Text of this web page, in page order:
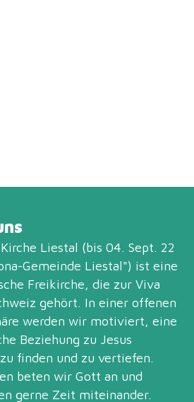
Liestal (bis 04. Sept. 22
Gemeinde Liestal") ist eine
Freikirche, die zur Viva
gehört. In einer offenen
werden wir motiviert, eine
Beziehung zu Jesus
finden und zu vertiefen.
beten wir Gott an und
gerne Zeit miteinander.